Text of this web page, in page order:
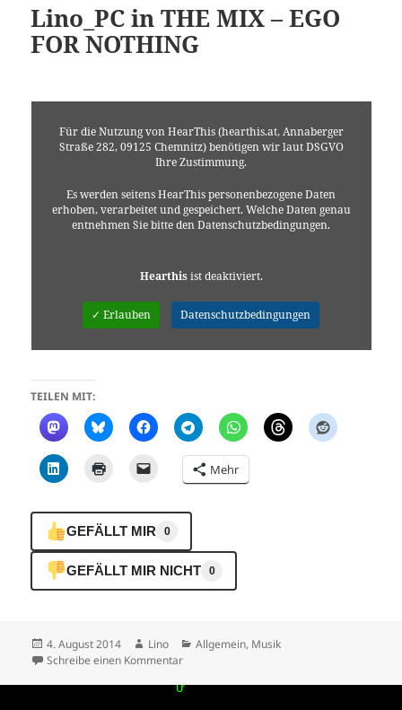
Lino_PC in THE MIX – EGO
FOR NOTHING
Für die Nutzung von HearThis (hearthis.at, Annaberger
Straße 282, 09125 Chemnitz) benötigen wir laut DSGVO
Ihre Zustimmung.
Es werden seitens HearThis personenbezogene Daten
erhoben, verarbeitet und gespeichert. Welche Daten genau
entnehmen Sie bitte den Datenschutzbedingungen.
Hearthisist deaktiviert.
✓ Erlauben Datenschutzbedingungen
TEILEN MIT:
Mehr
GEFÄLLT MIR 0
GEFÄLLT MIR NICHT 0
Veröffentlicht
am
4. August 2014 Autor
Lino Kategorien
Allgemein, Musik
Schreibe einen Kommentarzu Lino_PC in THE MIX – EGO FOR NOTHING